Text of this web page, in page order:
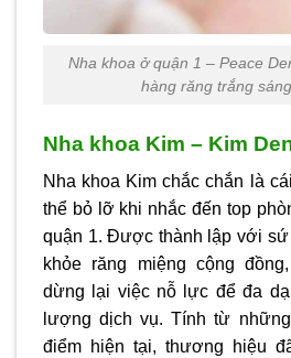
Nha khoa ở quận 1 – Peace
hàng răng trắng
Nha khoa Kim – Kim
Nha khoa Kim chắc chắn là
thể bỏ lỡ khi nhắc đến top
quận 1. Được thành lập với
khỏe răng miệng cộng
dừng lại việc nỗ lực để đa
lượng dịch vụ. Tính từ
điểm hiện tại, thương hiệu